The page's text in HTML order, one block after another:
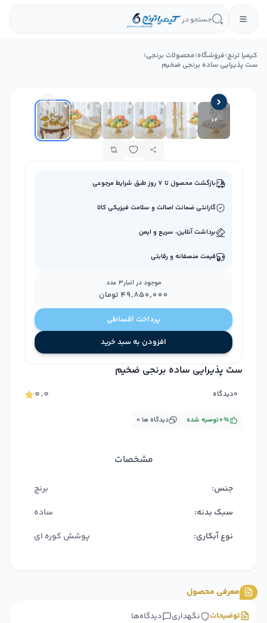
جستجو در
کیمیا ترنج›فروشگاه›محصولات برنجی›
ست پذیرایی ساده برنجی ضخیم
ست پذیرایی ساده برنجی ضخیم
۰.۰
دیدگاه۰
۰ دیدگاه ها توصیه شده۰%
مشخصات
جنس:
برنج
سبک بدنه:
ساده
نوع آبکاری:
پوشش کوره ای
بازگشت محصول تا ۷ روز طبق شرایط مرجوعی
گارانتی ضمانت اصالت و سلامت فیزیکی کالا
برداشت آنلاین، سریع و ایمن
قیمت منصفانه و رقابتی
موجود در انبار3 عدد
۴۹٬۸۵۰٬۰۰۰ تومان
پرداخت اقساطی
افزودن به سبد خرید
+2
معرفی محصول
دیدگاه‌ها نگهداری توضیحات